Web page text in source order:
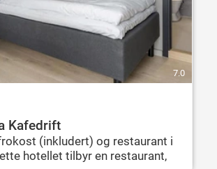
7.0
Kafedrift
(inkludert) og restaurant i
hotellet tilbyr en restaurant,